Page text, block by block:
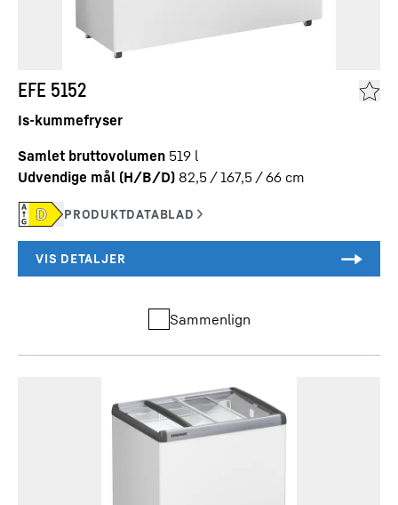
EFE 5152
Is-kummefryser
Samlet bruttovolumen 519 l
Udvendige mål (H/B/D) 82,5 / 167,5 / 66 cm
Sammenlign